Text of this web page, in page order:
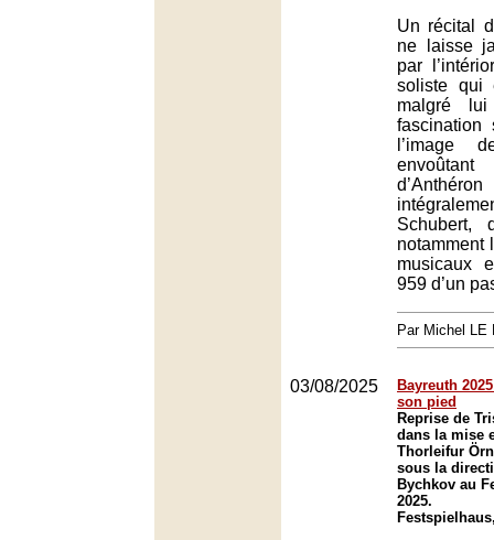
Un récital
ne laisse
par
soliste qui
malgré
l’image
Schubert,
notamment
musicaux
959 d’un
Par Michel LE
03/08/2025
Bayreuth
son pied
Reprise de
dans la mise
Thorleifur
sous la
Bychkov au
2025.